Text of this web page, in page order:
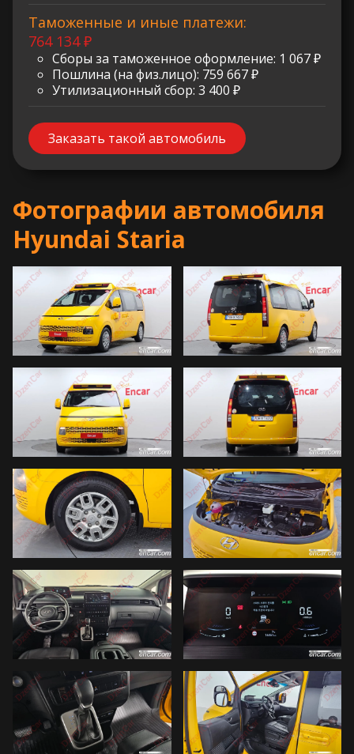
Таможенные и иные платежи:
764 134 ₽
Сборы за таможенное оформление: 1 067 ₽
Пошлина (на физ.лицо): 759 667 ₽
Утилизационный сбор: 3 400 ₽
Заказать такой автомобиль
Фотографии автомобиля
Hyundai Staria